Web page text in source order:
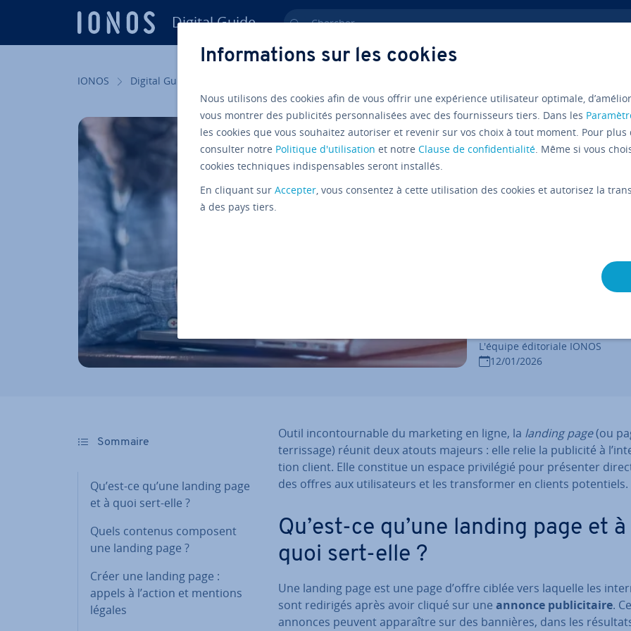
Digital Guide Chercher
IONOS Digital Guide
Qu’est-
page et
L'équipe édi­to­riale IONOS
12/01/2026
Lexique Savoir-Faire Web
Sommaire
Qu’est-ce qu’une landing page
et à quoi sert-elle ?
Quels contenus composent
une landing page ?
Créer une landing page :
appels à l’action et mentions
légales
Outil in­con­tour­nable du marketing en ligne, la landing page(ou
ter­ris­sage) réunit deux atouts majeurs : elle relie la publicité à
tion client. Elle constitue un espace pri­vi­lé­gié pour présenter
des offres aux uti­li­sa­teurs et les trans­for­mer en clients po­ten­tiels.
Qu’est-ce qu’une landing page et à
quoi sert-elle ?
Une landing page est une page d’offre ciblée vers laquelle les
sont redirigés après avoir cliqué sur une annonce pu­bli­ci­taire.
annonces peuvent ap­pa­raître sur des bannières, dans les
Informations sur les cookies
Nous utilisons des cookies afin de vous offrir une expérience utilisateur optimale,
vous montrer des publicités personnalisées avec des fournisseurs tiers. Dans les
les cookies que vous souhaitez autoriser et revenir sur vos choix à tout moment. Pour
consulter notre Politique d'utilisation et notre Clause de confidentialité. Même si vous
cookies techniques indispensables seront installés.
En cliquant sur Accepter, vous consentez à cette utilisation des cookies et autorisez la
à des pays tiers.